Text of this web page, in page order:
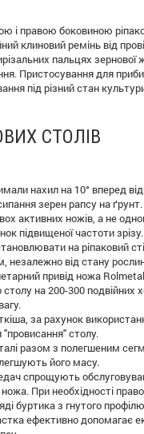
і правою боковиною
клиновий ремінь від
пальцях
Пристосування для
під різний стан
СТОЛІВ
нахил на 10°
зерен рапсу на ґрунт.
активних ножів, а не
підвищеної частоти
на ріпаковий
незалежно від стану
привід ножа
столу на 200-300
за рахунок
столу.
разом з полегшеним
його масу.
спрощують
При необхідності
буртика з гнутого
ефективно допомагає